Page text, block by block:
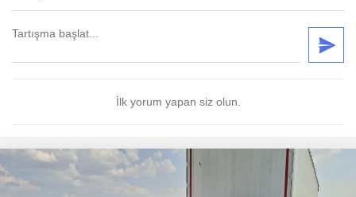
İlk yorum yapan siz olun.